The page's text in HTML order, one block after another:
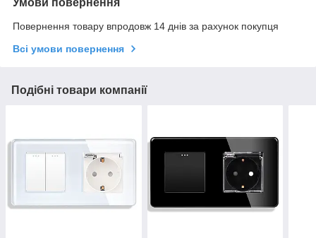
Умови повернення
Повернення товару впродовж 14 днів за рахунок покупця
Всі умови повернення
Подібні товари компанії